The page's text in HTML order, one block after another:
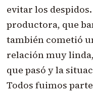
evitar los
productora, que
también cometió
relación muy
que pasó y la
Todos fuimos